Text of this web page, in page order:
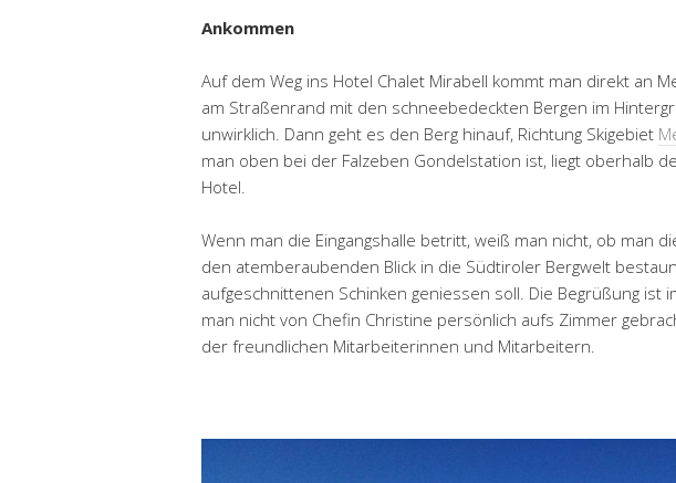
Ankommen
Auf dem Weg ins Hotel Chalet Mirabell kommt man direkt an
am Straßenrand mit den schneebedeckten Bergen im
unwirklich. Dann geht es den Berg hinauf, Richtung Skigebiet
man oben bei der Falzeben Gondelstation ist, liegt oberhalb
Hotel.
Wenn man die Eingangshalle betritt, weiß man nicht, ob man
den atemberaubenden Blick in die Südtiroler Bergwelt
aufgeschnittenen Schinken geniessen soll. Die Begrüßung ist
man nicht von Chefin Christine persönlich aufs Zimmer
der freundlichen Mitarbeiterinnen und Mitarbeitern.